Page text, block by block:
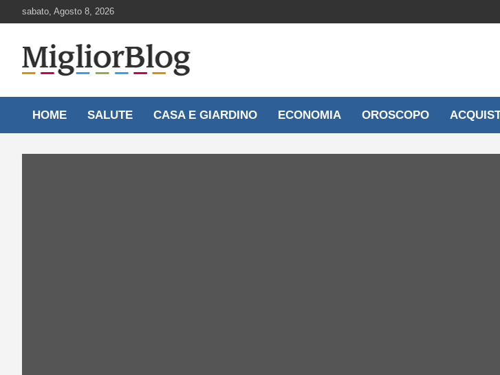
to
sabato, Agosto 8, 2026
MigliorBlog.it
HOME SALUTE CASA E GIARDINO ECONOMIA OROSCOPO